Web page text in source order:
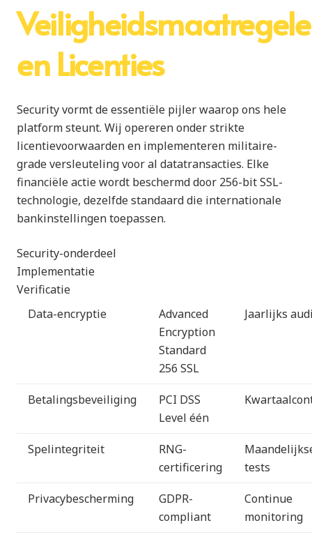
en Licenties
Security vormt de essentiële pijler waarop ons hele
platform steunt. Wij opereren onder strikte
licentievoorwaarden en implementeren militaire-
grade versleuteling voor al datatransacties. Elke
financiële actie wordt beschermd door 256-bit SSL-
technologie, dezelfde standaard die internationale
bankinstellingen toepassen.
Security-onderdeel
Implementatie
Verificatie
Data-encryptie
Advanced
Encryption
Standard
256 SSL
Jaarlijks
Betalingsbeveiliging
PCI DSS
Level één
Spelintegriteit
RNG-
certificering
tests
Privacybescherming
GDPR-
compliant
Continue
monitoring